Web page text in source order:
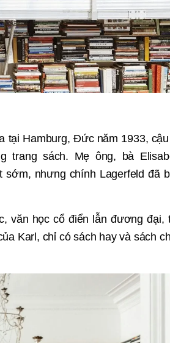
tại Hamburg, Đức năm 1933,
trang sách. Mẹ ông, bà
nhưng chính Lagerfeld đã
văn học cổ điển lẫn đương đại,
Karl, chỉ có sách hay và sách